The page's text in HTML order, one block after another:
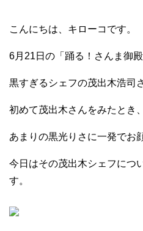
こんにちは、キローコです。
6月21日の「踊る！さんま御
黒すぎるシェフの茂出木浩司
初めて茂出木さんをみたとき、
あまりの黒光りさに一発でお
今日はその茂出木シェフにつ
す。